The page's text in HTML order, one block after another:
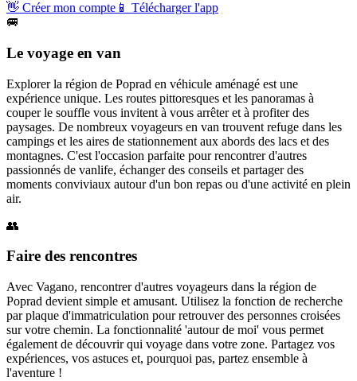
👋 Créer mon compte 📱 Télécharger l'app
🚐
Le voyage en van
Explorer la région de Poprad en véhicule aménagé est une
expérience unique. Les routes pittoresques et les panoramas à
couper le souffle vous invitent à vous arrêter et à profiter des
paysages. De nombreux voyageurs en van trouvent refuge dans les
campings et les aires de stationnement aux abords des lacs et des
montagnes. C'est l'occasion parfaite pour rencontrer d'autres
passionnés de vanlife, échanger des conseils et partager des
moments conviviaux autour d'un bon repas ou d'une activité en plein
air.
👥
Faire des rencontres
Avec Vagano, rencontrer d'autres voyageurs dans la région de
Poprad devient simple et amusant. Utilisez la fonction de recherche
par plaque d'immatriculation pour retrouver des personnes croisées
sur votre chemin. La fonctionnalité 'autour de moi' vous permet
également de découvrir qui voyage dans votre zone. Partagez vos
expériences, vos astuces et, pourquoi pas, partez ensemble à
l'aventure !